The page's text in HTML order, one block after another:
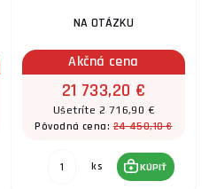
NA OTÁZKU
Akčná cena
21 733,20 €
Ušetríte 2 716,90 €
Pôvodná cena:24 450,10 €
ks KÚPIŤ